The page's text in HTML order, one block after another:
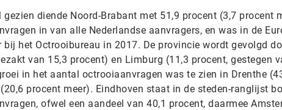
gezien diende Noord-Brabant met 51,9 procent (3,7 procent
in van alle Nederlandse aanvragers, en was in de
bij het Octrooibureau in 2017. De provincie wordt gevolgd
van 15,3 procent) en Limburg (11,3 procent, gestegen
in het aantal octrooiaanvragen was te zien in Drenthe
procent meer). Eindhoven staat in de steden-ranglijst
ofwel een aandeel van 40,1 procent, daarmee